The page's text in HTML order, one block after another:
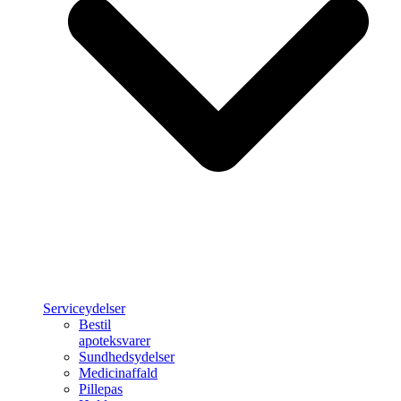
Serviceydelser
Bestil
apoteksvarer
Sundhedsydelser
Medicinaffald
Pillepas